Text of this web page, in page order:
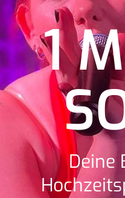
1
Deine